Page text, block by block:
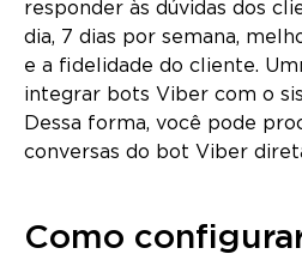
responder às dúvidas dos
dia, 7 dias por semana,
e a fidelidade do cliente.
integrar bots Viber com o
Dessa forma, você pode
conversas do bot Viber
Como